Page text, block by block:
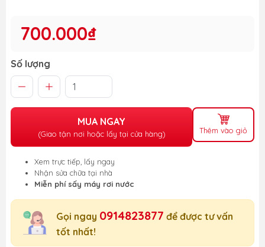
700.000₫
Số lượng
MUA NGAY
(Giao tận nơi hoặc lấy tại cửa hàng) Thêm vào giỏ
Xem trực tiếp, lấy ngay
Nhận sửa chữa tại nhà
Miễn phí sấy máy rơi nước
Gọi ngay 0914823877 để được tư vấn
tốt nhất!